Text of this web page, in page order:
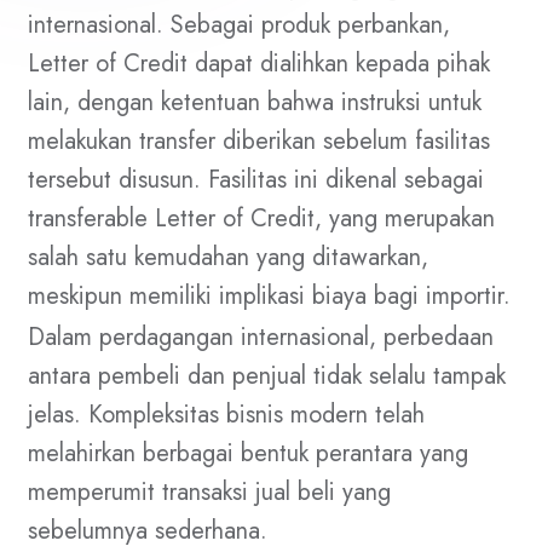
internasional. Sebagai produk perbankan,
Letter of Credit dapat dialihkan kepada pihak
lain, dengan ketentuan bahwa instruksi untuk
melakukan transfer diberikan sebelum fasilitas
tersebut disusun. Fasilitas ini dikenal sebagai
transferable Letter of Credit, yang merupakan
salah satu kemudahan yang ditawarkan,
meskipun memiliki implikasi biaya bagi importir.
Dalam perdagangan internasional, perbedaan
antara pembeli dan penjual tidak selalu tampak
jelas. Kompleksitas bisnis modern telah
melahirkan berbagai bentuk perantara yang
memperumit transaksi jual beli yang
sebelumnya sederhana.